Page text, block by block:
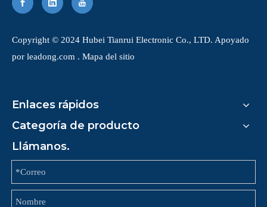
Copyright © 2024 Hubei Tianrui Electronic Co., LTD. Apoyado
por leadong.com . Mapa del sitio
Enlaces rápidos
Categoría de producto
Llámanos.